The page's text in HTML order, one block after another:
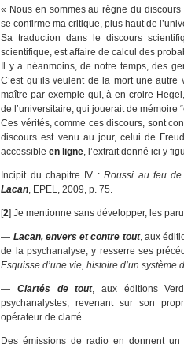
« Nous en sommes au règne du
se confirme ma critique, plus haut de
Sa traduction dans le discours
scientifique, est affaire de calcul des
Il y a néanmoins, de notre temps, des
C’est qu’ils veulent de la mort une autre
maître par exemple qui, à en croire
de l’universitaire, qui jouerait de mémoire
Ces vérités, comme ces discours, sont
discours est venu au jour, celui de
accessibleen ligne, l’extrait donné ici y
Incipit du chapitre IV :Roussi au feu de
Lacan, EPEL, 2009, p. 75.
[2]Je mentionne sans développer, les
— Lacan, envers et contre tout, aux
de la psychanalyse, y resserre ses
Esquisse d’une vie, histoire d’un système
—Clartés de tout, aux éditions
psychanalystes, revenant sur son
opérateur de clarté.
Des émissions de radio en donnent